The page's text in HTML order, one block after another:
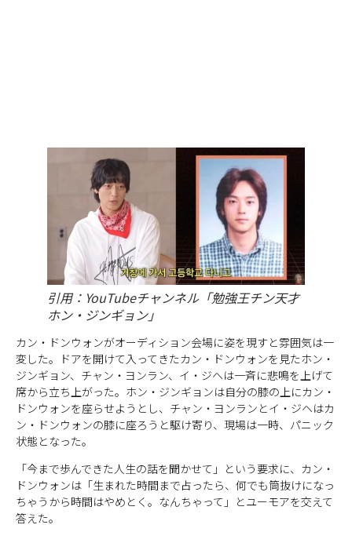
引用：YouTubeチャンネル「勉強王チン天才
ホン・ジンギョン」
カン・ドンウォンがオーディション会場に姿を現すと雰囲気は一
変した。ドアを開けて入ってきたカン・ドンウォンを見たホン・
ジンギョン、チャン・ヨンラン、イ・ジヘは一斉に悲鳴を上げて
席から立ち上がった。ホン・ジンギョンは自分の膝の上にカン・
ドンウォンを座らせようとし、チャン・ヨンランとイ・ジヘはカ
ン・ドンウォンの膝に座ろうと駆け寄り、現場は一時、パニック
状態となった。
「今まで歩んできた人生の話を聞かせて」という要求に、カン・
ドンウォンは「生まれた時間まで占ったら、何でも筒抜けになっ
ちゃうから時間はやめとく。なんちゃって」とユーモアを交えて
答えた。